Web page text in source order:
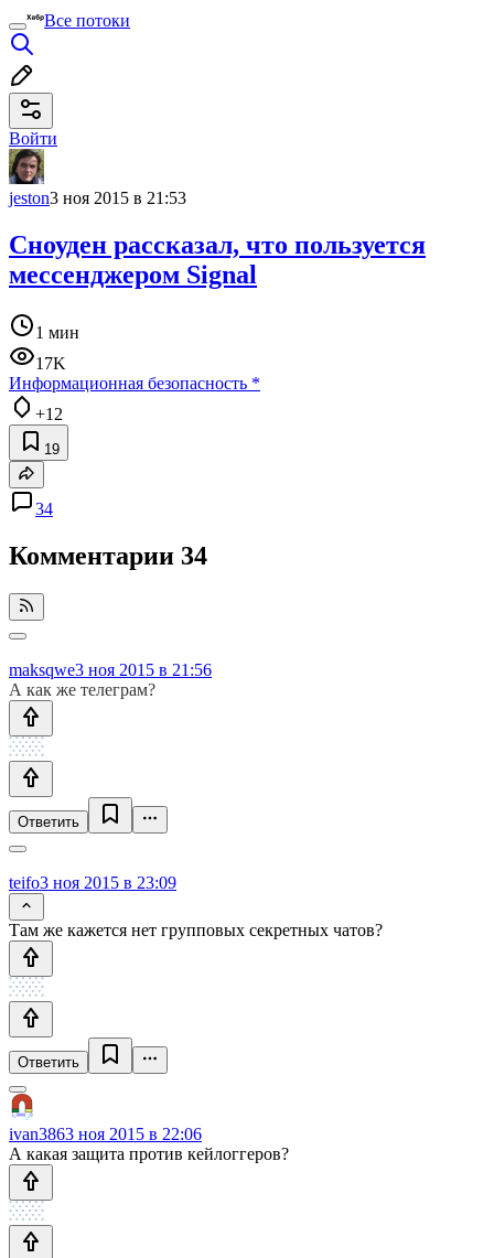
Все потоки
Войти
jeston3 ноя 2015 в 21:53
Сноуден рассказал, что пользуется
мессенджером Signal
1 мин
17K
Информационная безопасность *
+12
19
34
Комментарии 34
maksqwe3 ноя 2015 в 21:56
А как же телеграм?
Ответить
teifo3 ноя 2015 в 23:09
Там же кажется нет групповых секретных чатов?
Ответить
ivan3863 ноя 2015 в 22:06
А какая защита против кейлоггеров?